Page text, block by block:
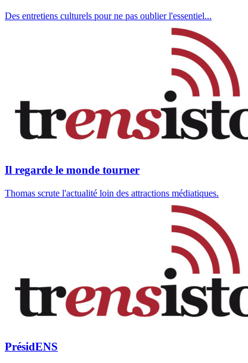
Des entretiens culturels pour ne pas oublier l'essentiel...
Il regarde le monde tourner
Thomas scrute l'actualité loin des attractions médiatiques.
PrésidENS